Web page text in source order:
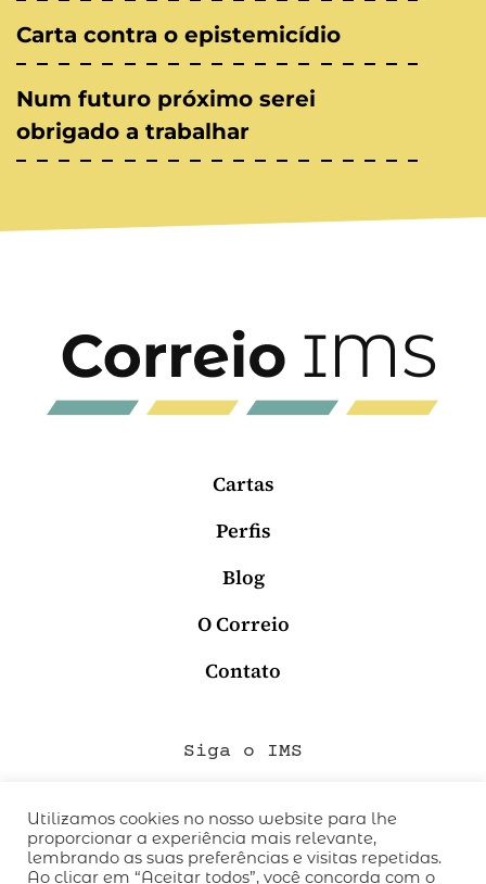
Carta contra o epistemicídio
Num futuro próximo serei
obrigado a trabalhar
Cartas
Perfis
Blog
O Correio
Contato
Siga o IMS
QUEM SOMOS
CÓDIGO DE CONDUTA
Utilizamos cookies no nosso website para lhe
proporcionar a experiência mais relevante,
lembrando as suas preferências e visitas repetidas.
Ao clicar em “Aceitar todos”, você concorda com o